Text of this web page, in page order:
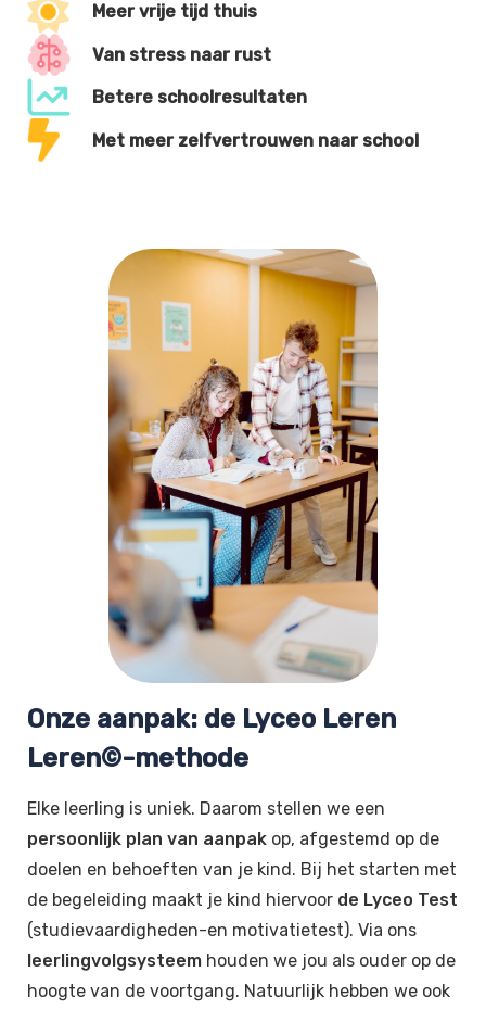
Meer vrije tijd thuis
Van stress naar rust
Betere schoolresultaten
Met meer zelfvertrouwen naar school
Onze aanpak: de Lyceo Leren
Leren©-methode
Elke leerling is uniek. Daarom stellen we een
persoonlijk plan van aanpak op, afgestemd op de
doelen en behoeften van je kind. Bij het starten met
de begeleiding maakt je kind hiervoor de Lyceo Test
(studievaardigheden-en motivatietest). Via ons
leerlingvolgsysteem houden we jou als ouder op de
hoogte van de voortgang. Natuurlijk hebben we ook